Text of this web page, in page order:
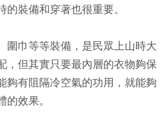
裝備和穿著也很重要。
圍巾等等裝備，是民眾上山時大
，但其實只要最內層的衣物夠保
夠有阻隔冷空氣的功用，就能夠
效果。